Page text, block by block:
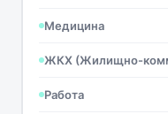
Медицина
ЖКХ (Жилищно-
Работа